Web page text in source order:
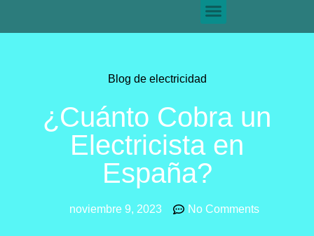
Blog de electricidad
¿Cuánto Cobra un
Electricista en
España?
noviembre 9, 2023 No Comments